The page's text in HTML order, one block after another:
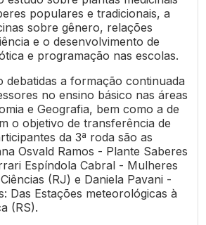
populares e tradicionais, a
sobre gênero, relações
e o desenvolvimento de
e programação nas escolas.
debatidas a formação continuada
no ensino básico nas áreas
e Geografia, bem como a de
o objetivo de transferência de
da 3ª roda são as
Osvald Ramos - Plante Saberes
Espíndola Cabral - Mulheres
(RJ) e Daniela Pavani -
Das Estações meteorológicas à
(RS).